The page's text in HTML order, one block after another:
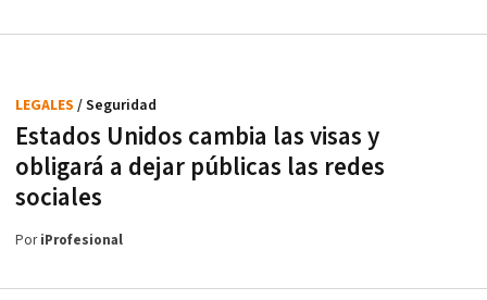
Estados Unidos cambia las visas y
obligará a dejar públicas las redes
sociales
LEGALES / Seguridad
PoriProfesional